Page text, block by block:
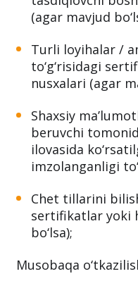
(agar mavjud
Turli loyihalar /
to‘g‘risidagi
nusxalari (agar
Shaxsiy
beruvchi
ilovasida
imzolanganligi
Chet tillarini
sertifikatlar yoki
bo‘lsa);
Musobaqa